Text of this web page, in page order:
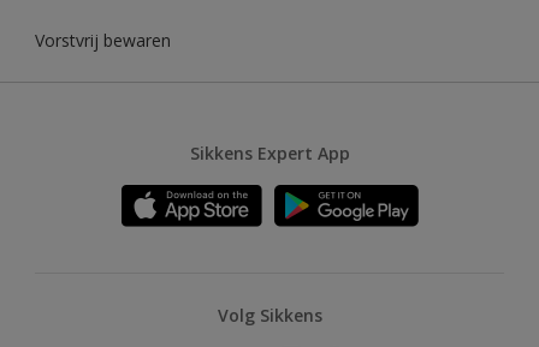
Vorstvrij bewaren
Sikkens Expert App
Volg Sikkens